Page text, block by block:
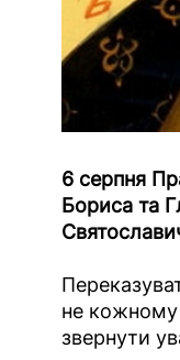
6 серпня
Бориса та
не кожному
звернути